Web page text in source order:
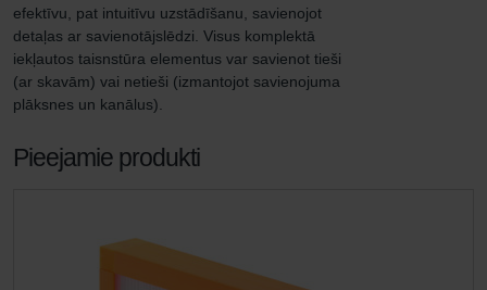
efektīvu, pat intuitīvu uzstādīšanu, savienojot
detaļas ar savienotājslēdzi. Visus komplektā
iekļautos taisnstūra elementus var savienot tieši
(ar skavām) vai netieši (izmantojot savienojuma
plāksnes un kanālus).
Pieejamie produkti